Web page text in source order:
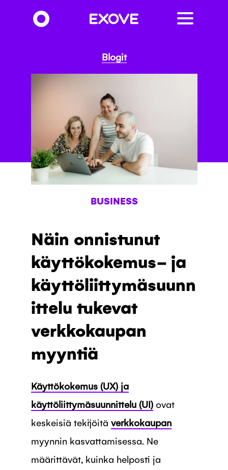
pääsisältöön
Blogit
BUSINESS
Näin onnistunut
käyttökokemus- ja
käyttöliittymäsuunn
ittelu tukevat
verkkokaupan
myyntiä
Käyttökokemus (UX) ja
käyttöliittymäsuunnittelu (UI)ovat
keskeisiä tekijöitä verkkokaupan
myynnin kasvattamisessa. Ne
määrittävät, kuinka helposti ja